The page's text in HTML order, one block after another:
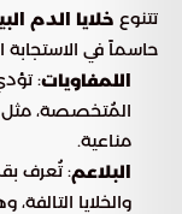
تتنوع خلايا الدم
حاسماً في الاستجابة
اللمفاويات:
المُتخصصة، مثل
مناعية.
البلاعم: تُعرف
والخلايا